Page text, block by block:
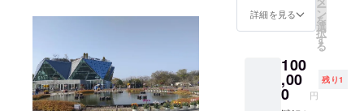
ていた
だいた
用券を
お渡し
しま
す。 有
の際、
メール
番号も
お伝え
くださ
い。 有
す。 最
店から3
（正解
者は6か
月間）
とさせ
せん
を予定
してい
ます。
公開後
ムの部
屋を作
りたい
ている
方も多
く見受
けられ
詳細を見る ー
ン
を
選
択
す
る
100
,00
0 円
残り1